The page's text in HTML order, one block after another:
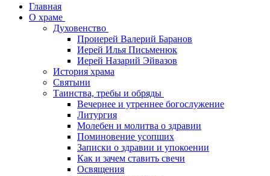
Главная
О храме
Духовенство
Проиерей Валерий Баранов
Иерей Илья Письменюк
Иерей Назарий Эйвазов
История храма
Святыни
Таинства, требы и обряды
Вечернее и утреннее богослужение
Литургия
Молебен и молитва о здравии
Поминовение усопших
Записки о здравии и упокоении
Как и зачем ставить свечи
Освящения